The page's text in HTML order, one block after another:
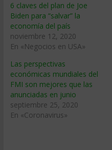
6 claves del plan de Joe
Biden para “salvar” la
economía del país
noviembre 12, 2020
En «Negocios en USA»
Las perspectivas
económicas mundiales del
FMI son mejores que las
anunciadas en junio
septiembre 25, 2020
En «Coronavirus»